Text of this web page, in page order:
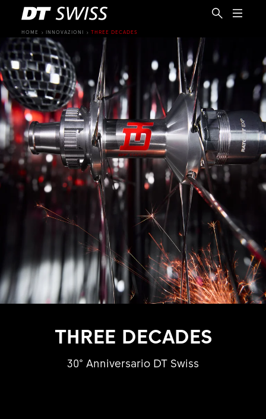
HOME INNOVAZIONI THREE DECADES
THREE DECADES
30° Anniversario DT Swiss